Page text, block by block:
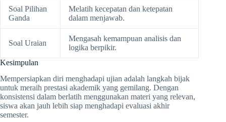
Soal Pilihan
Ganda
Melatih kecepatan dan ketepatan
dalam menjawab.
Soal Uraian
Mengasah kemampuan analisis dan
logika berpikir.
Kesimpulan
Mempersiapkan diri menghadapi ujian adalah langkah bijak
untuk meraih prestasi akademik yang gemilang. Dengan
konsistensi dalam berlatih menggunakan materi yang relevan,
siswa akan jauh lebih siap menghadapi evaluasi akhir
semester.